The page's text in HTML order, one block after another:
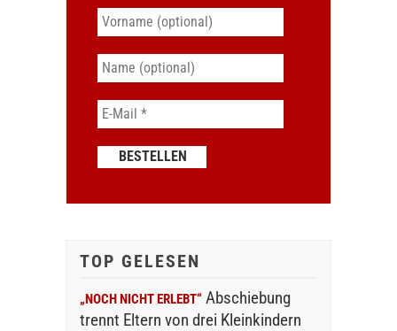
TOP GELESEN
„NOCH NICHT ERLEBT“ Abschiebung
trennt Eltern von drei Kleinkindern